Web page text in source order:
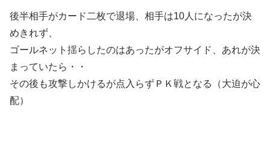
後半相手がカード二枚で退場、相手は10人になったが決
めきれず、
ゴールネット揺らしたのはあったがオフサイド、あれが決
まっていたら・・
その後も攻撃しかけるが点入らずＰＫ戦となる（大迫が心
配）